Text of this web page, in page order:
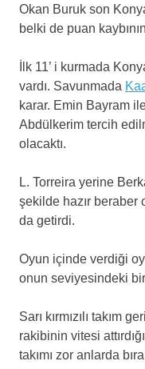
Okan Buruk son
belki de puan
İlk 11’ i kurmada
vardı. Savunmada
karar. Emin Bayram
Abdülkerim tercih
olacaktı.
L. Torreira yerine
şekilde hazır beraber
da getirdi.
Oyun içinde verdiği
onun seviyesindeki
Sarı kırmızılı takım
rakibinin vitesi
takımı zor anlarda